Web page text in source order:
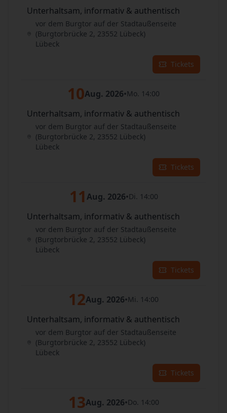
Unterhaltsam, informativ & authentisch
vor dem Burgtor auf der Stadtaußenseite
(Burgtorbrücke 2, 23552 Lübeck)
Lübeck
Tickets
10Aug. 2026•Mo. 14:00
Unterhaltsam, informativ & authentisch
vor dem Burgtor auf der Stadtaußenseite
(Burgtorbrücke 2, 23552 Lübeck)
Lübeck
Tickets
11 Aug. 2026•Di. 14:00
Unterhaltsam, informativ & authentisch
vor dem Burgtor auf der Stadtaußenseite
(Burgtorbrücke 2, 23552 Lübeck)
Lübeck
Tickets
12Aug. 2026•Mi. 14:00
Unterhaltsam, informativ & authentisch
vor dem Burgtor auf der Stadtaußenseite
(Burgtorbrücke 2, 23552 Lübeck)
Lübeck
Tickets
13Aug. 2026•Do. 14:00